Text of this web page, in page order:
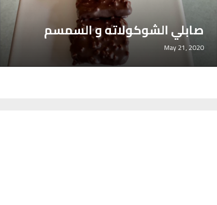
صابلي الشوكولاته و السمسم
May 21, 2020